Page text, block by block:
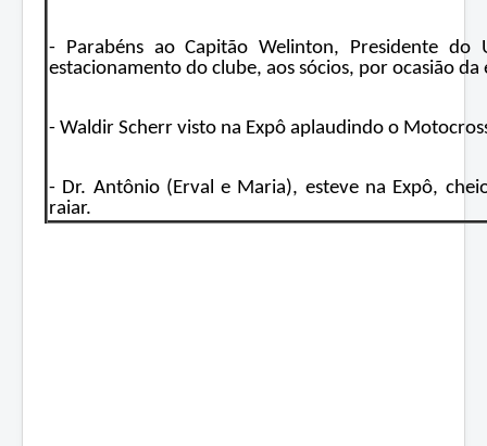
- Parabéns ao Capitão Welinton, Presidente
estacionamento do clube, aos sócios, por ocasião da
- Waldir Scherr visto na Expô aplaudindo o
- Dr. Antônio (Erval e Maria), esteve na Expô,
raiar.